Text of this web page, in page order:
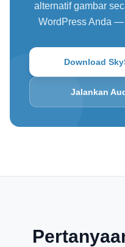
alternatif gambar
WordPress Anda —
Download
Jalankan